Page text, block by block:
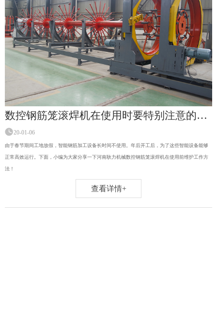
数控钢筋笼滚焊机在使用时要特别注意的事项！
20-01-06
由于春节期间工地放假，智能钢筋加工设备长时间不使用。年后开工后，为了这些智能设备能够
正常高效运行。下面，小编为大家分享一下河南耿力机械数控钢筋笼滚焊机在使用前维护工作方
法！
查看详情+